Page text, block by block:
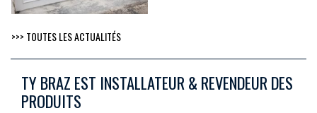
>>> TOUTES LES ACTUALITÉS
TY BRAZ EST INSTALLATEUR & REVENDEUR DES
PRODUITS